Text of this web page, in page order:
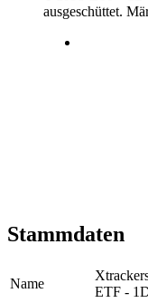
ausgeschüttet.
Stammdaten
Name
ETF -